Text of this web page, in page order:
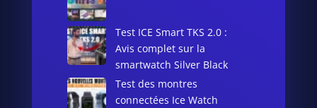
Test ICE Smart TKS 2.0 :
Avis complet sur la
smartwatch Silver Black
Test des montres
connectées Ice Watch